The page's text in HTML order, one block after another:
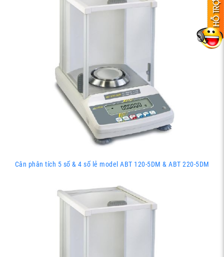
Cân phân tích 5 số & 4 số lẻ model ABT 120-5DM & ABT 220-5DM